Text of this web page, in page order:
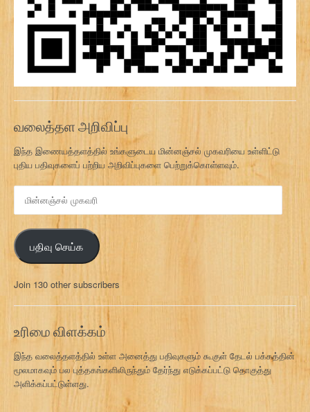
வலைத்தள அறிவிப்பு
இந்த இணையத்தளத்தில் உங்களுடைய மின்னஞ்சல் முகவரியை உள்ளிட்டு
புதிய பதிவுகளைப் பற்றிய அறிவிப்புகளை பெற்றுக்கொள்ளவும்.
ஞ்
ச
ல்
க
வ
பதிவு செய்க
Join 130 other subscribers
உரிமை விளக்கம்
இந்த வலைத்தளத்தில் உள்ள அனைத்து பதிவுகளும் கூகுள் தேடல் பக்கத்தின்
மூலமாகவும் பல புத்தகங்களிலிருந்தும் தேர்ந்து எடுக்கப்பட்டு தொகுத்து
அளிக்கப்பட்டுள்ளது.